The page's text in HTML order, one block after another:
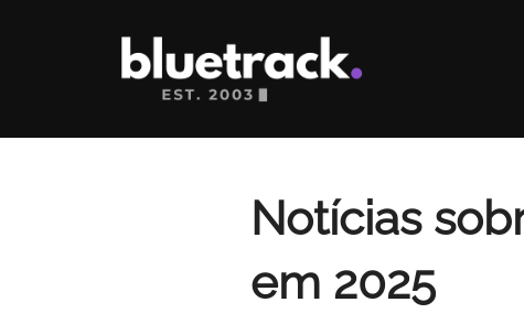
Notícias
em 2025